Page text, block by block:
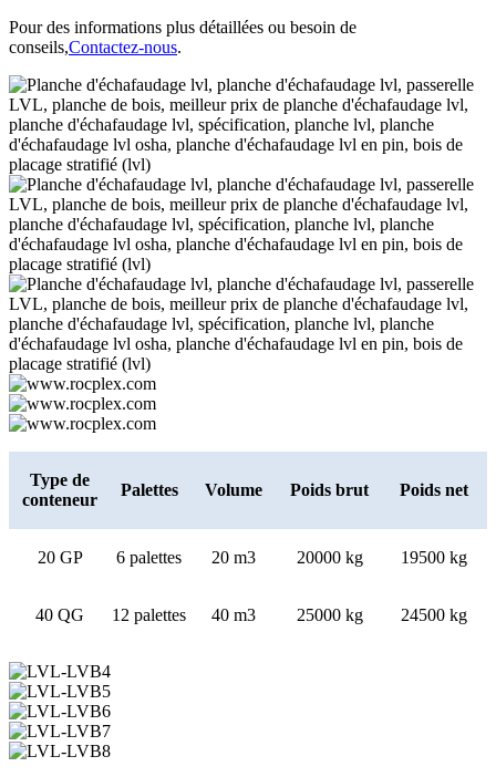
Pour des informations plus détaillées ou besoin de
conseils,Contactez-nous.
Type de
conteneur
Palettes Volume Poids brut Poids net
20 GP 6 palettes 20 m3 20000 kg 19500 kg
40 QG 12 palettes 40 m3 25000 kg 24500 kg